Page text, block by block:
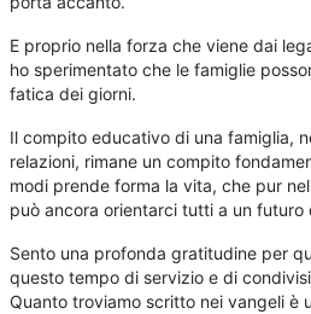
E proprio nella forza che viene dai
ho sperimentato che le famiglie
fatica dei giorni.
Il compito educativo di una famiglia,
relazioni, rimane un compito
modi prende forma la vita, che pur
può ancora orientarci tutti a un
Sento una profonda gratitudine per
questo tempo di servizio e di
Quanto troviamo scritto nei vangeli è